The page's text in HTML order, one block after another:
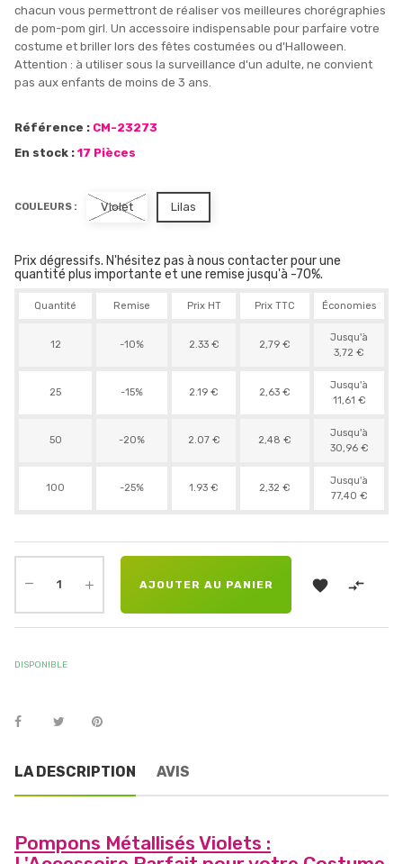
chacun vous permettront de réaliser vos meilleures chorégraphies
de pom-pom girl. Un accessoire indispensable pour parfaire votre
costume et briller lors des fêtes costumées ou d'Halloween.
Attention : à utiliser sous la surveillance d'un adulte, ne convient
pas aux enfants de moins de 3 ans.
Référence : CM-23273
En stock : 17 Pièces
COULEURS : Violet Lilas
Prix dégressifs. N'hésitez pas à nous contacter pour une
quantité plus importante et une remise jusqu'à -70%.
Quantité Remise Prix HT Prix TTC Économies
12 -10% 2.33 € 2,79 €
Jusqu'à
3,72 €
25 -15% 2.19 € 2,63 €
Jusqu'à
11,61 €
50 -20% 2.07 € 2,48 €
Jusqu'à
30,96 €
100 -25% 1.93 € 2,32 €
Jusqu'à
77,40 €
AJOUTER AU PANIER  
DISPONIBLE
LA DESCRIPTION AVIS
Pompons Métallisés Violets :